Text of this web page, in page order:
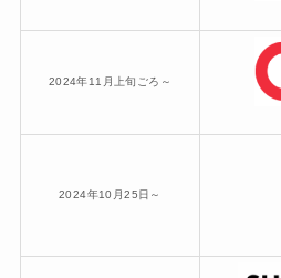
2024年11月上旬ごろ～
2024年10月25日～